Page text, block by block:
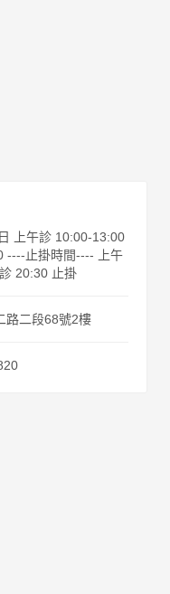
上午診 10:00-13:00
----止掛時間---- 上午
20:30 止掛
路二段68號2樓